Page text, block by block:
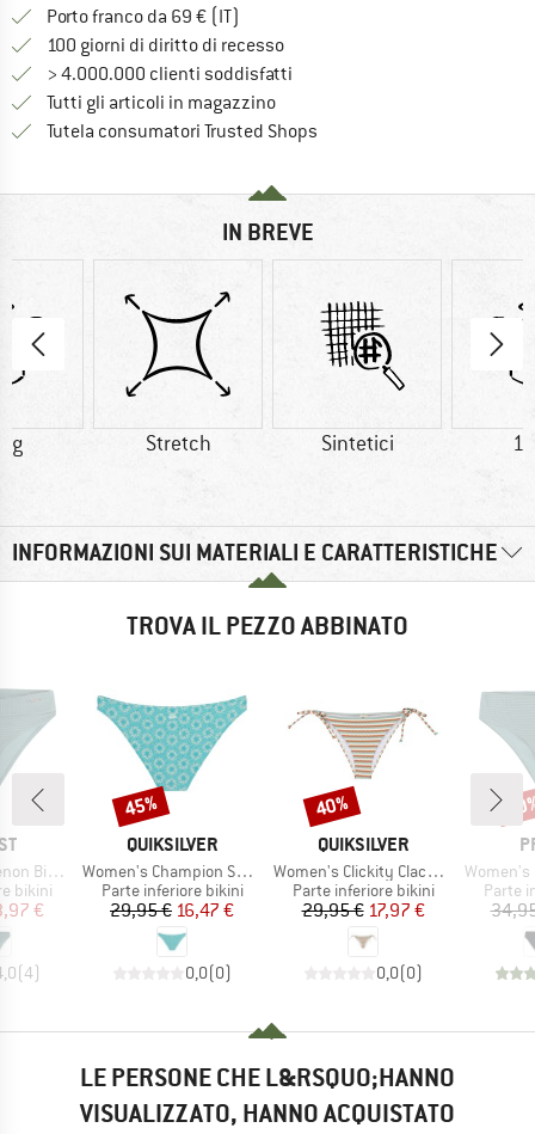
Porto franco da 69 € (IT)
100 giorni di diritto di recessoVai alla politica di recesso qui
> 4.000.000 clienti soddisfatti
Tutti gli articoli in magazzino
Tutela consumatori Trusted Shops
IN BREVE
g Stretch Sintetici
INFORMAZIONI SUI MATERIALI E CARATTERISTICHE
TROVA IL PEZZO ABBINATO
Bottom
bikini
ridotto
€
(4)
MARCHIO
QUIKSILVER
Articolo
Women's Champion Sound Bottom
Gruppo di prodotti
Parte inferiore bikini
Prezzo
29,95 €Prezzo ridotto
16,47 €
0,0(0)
Sconto
45%
MARCHIO
QUIKSILVER
Articolo
Women's Clickity Clack Bottom
Gruppo di prodotti
Parte inferiore bikini
Prezzo
29,95 €Prezzo ridotto
17,97 €
0,0(0)
Sconto
40%
Articolo
Women's
Parte
LE PERSONE CHE L&RSQUO;HANNO
VISUALIZZATO, HANNO ACQUISTATO